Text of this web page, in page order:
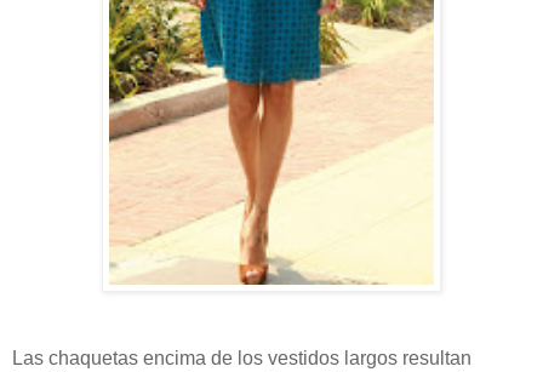
Las chaquetas encima de los vestidos largos resultan